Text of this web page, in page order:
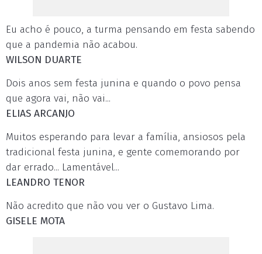
Eu acho é pouco, a turma pensando em festa sabendo
que a pandemia não acabou.
WILSON DUARTE
Dois anos sem festa junina e quando o povo pensa
que agora vai, não vai...
ELIAS ARCANJO
Muitos esperando para levar a família, ansiosos pela
tradicional festa junina, e gente comemorando por
dar errado... Lamentável...
LEANDRO TENOR
Não acredito que não vou ver o Gustavo Lima.
GISELE MOTA